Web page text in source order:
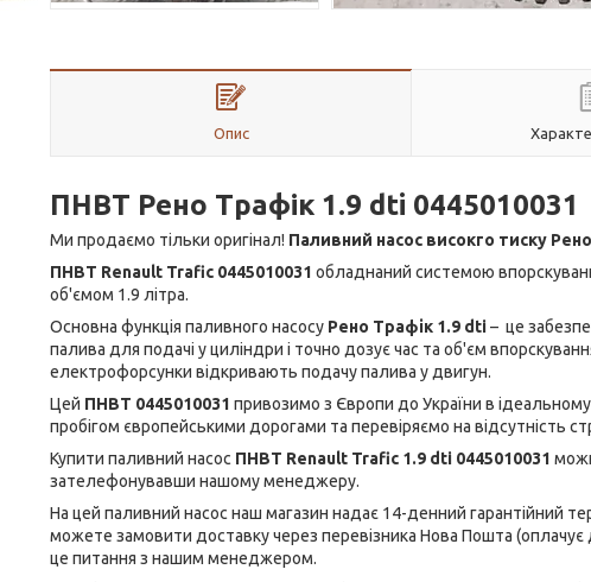
Опис
ПНВТ Рено Трафік 1.9 dti 0445010031
Ми продаємо тільки оригінал! Паливний насос високго тиску
ПНВТ Renault Trafic 0445010031 обладнаний системою
об'ємом 1.9 літра.
Основна функція паливного насосу Рено Трафік 1.9 dti– це
палива для подачі у циліндри і точно дозує час та об'єм
електрофорсунки відкривають подачу палива у двигун.
Цей ПНВТ 0445010031 привозимо з Європи до України в ідеальному
пробігом європейськими дорогами та перевіряємо на відсутність
Купити паливний насос ПНВТ Renault Trafic 1.9 dti 0445010031
зателефонувавши нашому менеджеру.
На цей паливний насос наш магазин надає 14-денний гарантійний
можете замовити доставку через перевізника Нова Пошта
це питання з нашим менеджером.